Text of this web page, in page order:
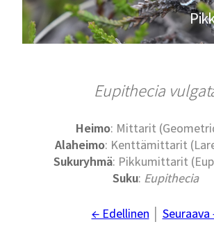
Eupithecia
Heimo: Mittarit
Alaheimo: Kenttämittarit
Sukuryhmä: Pikkumittarit
Suku: Eupithecia
← Edellinen Seuraava